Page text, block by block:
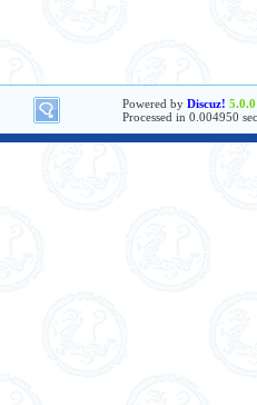
Powered by Discuz! 5.0.0
Processed in 0.004950